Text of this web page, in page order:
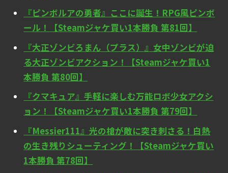
『ピンボルアの勇者』ここに誕生！RPG風ピンボ
ール！【Steamジャケ買い1本勝負 第81回】
『大正ゾンビろまん（プラス）』女中ゾンビが迫
る大正ゾンビアクション！【Steamジャケ買い1
本勝負 第80回】
『クマキュア』手軽に楽しむ万能ロボ少女アクシ
ョン！【Steamジャケ買い1本勝負 第79回】
『Messier111』光の槍が敵に突き刺さる！白熱
の生き残りシューティング！【Steamジャケ買い
1本勝負 第78回】